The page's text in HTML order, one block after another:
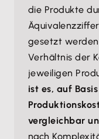
die Produkte
gesetzt
Verhältnis der
jeweiligen
ist es, auf
vergleichbar
nach